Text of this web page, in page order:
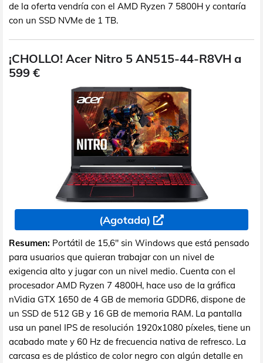
de la oferta vendría con el AMD Ryzen 7 5800H y contaría
con un SSD NVMe de 1 TB.
¡CHOLLO! Acer Nitro 5 AN515-44-R8VH a
599 €
(Agotada)
Resumen: Portátil de 15,6" sin Windows que está pensado
para usuarios que quieran trabajar con un nivel de
exigencia alto y jugar con un nivel medio. Cuenta con el
procesador AMD Ryzen 7 4800H, hace uso de la gráfica
nVidia GTX 1650 de 4 GB de memoria GDDR6, dispone de
un SSD de 512 GB y 16 GB de memoria RAM. La pantalla
usa un panel IPS de resolución 1920x1080 píxeles, tiene un
acabado mate y 60 Hz de frecuencia nativa de refresco. La
carcasa es de plástico de color negro con algún detalle en